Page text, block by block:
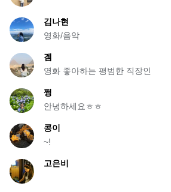
김나현
영화/음악
곔
영화 좋아하는 평범한 직장인
쩡
안녕하세요ㅎㅎ
콩이
~!
고은비